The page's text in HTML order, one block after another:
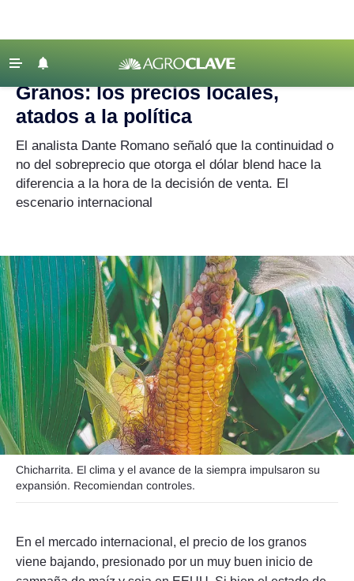
Agricultura
Lechería
Tecnología
Regionales
Clima
Agronegocios
Mercados
Seguinos
‹ VOLVER
Agroclave Mercados | Estados Unidos
Granos: los precios locales,
atados a la política
El analista Dante Romano señaló que la continuidad o
no del sobreprecio que otorga el dólar blend hace la
diferencia a la hora de la decisión de venta. El
escenario internacional
Chicharrita. El clima y el avance de la siempra impulsaron su
expansión. Recomiendan controles.
En el mercado internacional, el precio de los granos
viene bajando, presionado por un muy buen inicio de